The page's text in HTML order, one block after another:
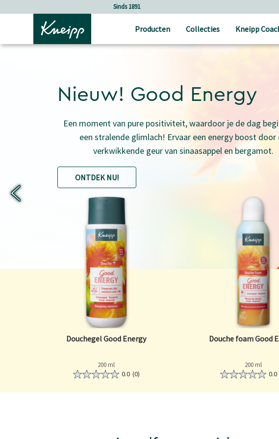
Holistische verzorging
Producten Collecties Kneipp
Nieuw! Good Energy
Een moment van pure positiviteit, waardoor je de dag
een stralende glimlach! Ervaar een energy boost door
verkwikkende geur van sinaasappel en bergamot.
ONTDEK NU!
Douchegel Good Energy
200 ml
0.0 (0)
Douche foam Good
200 ml
0.0